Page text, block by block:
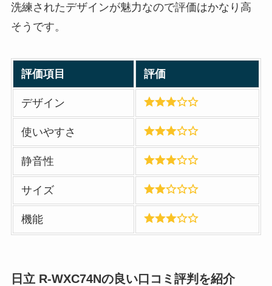
洗練されたデザインが魅力なので評価はかなり高
そうです。
評価項目 評価
デザイン
使いやすさ
静音性
サイズ
機能
日立 R-WXC74Nの良い口コミ評判を紹介